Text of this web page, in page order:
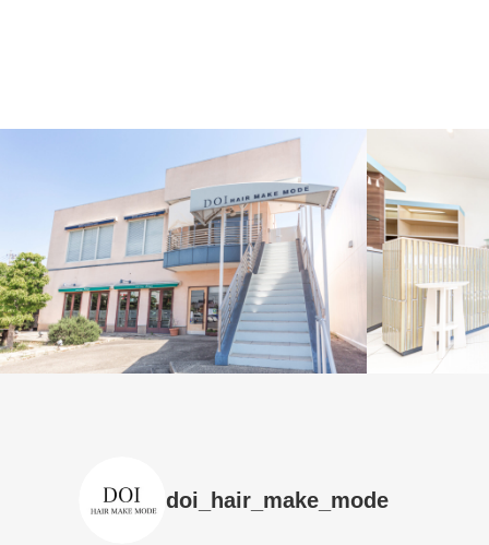
doi_hair_make_mode